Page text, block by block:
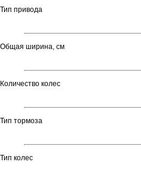
Тип привода
Общая ширина, см
Количество колес
Тип тормоза
Тип колес